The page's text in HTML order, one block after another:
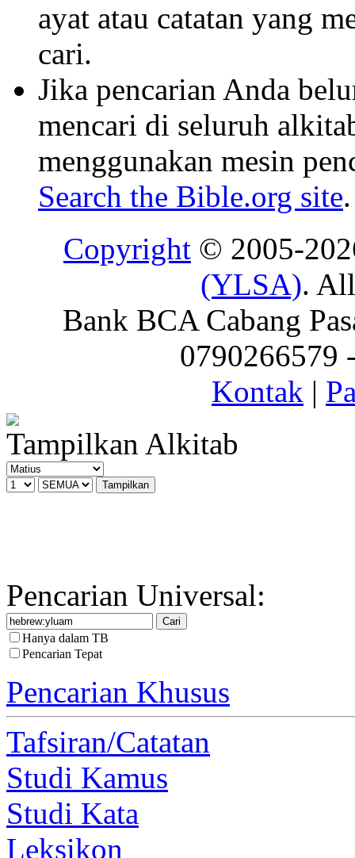
ayat atau catatan yang
cari.
Jika pencarian Anda
mencari di seluruh
menggunakan mesin
Search the Bible.org site.
Copyright © 2005-
(YLSA).
Bank BCA Cabang
0790266579
Kontak |
Tampilkan Alkitab
Pencarian Universal:
Hanya dalam TB
Pencarian Tepat
Pencarian Khusus
Tafsiran/Catatan
Studi Kamus
Studi Kata
Leksikon